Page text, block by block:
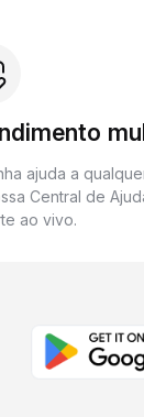
ajuda a
Central de
ao vivo.